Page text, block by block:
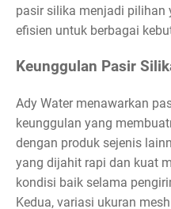
pasir silika menjadi pilihan
efisien untuk berbagai
Keunggulan Pasir
Ady Water menawarkan
keunggulan yang
dengan produk sejenis
yang dijahit rapi dan kuat
kondisi baik selama
Kedua, variasi ukuran